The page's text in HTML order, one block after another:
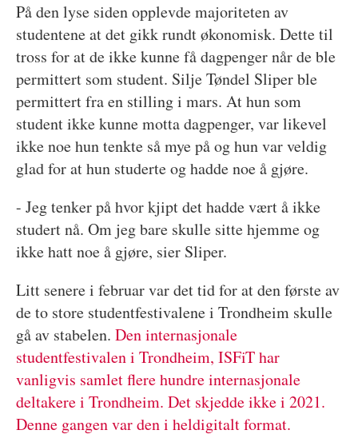
På den lyse siden opplevde majoriteten av
studentene at det gikk rundt økonomisk. Dette til
tross for at de ikke kunne få dagpenger når de ble
permittert som student. Silje Tøndel Sliper ble
permittert fra en stilling i mars. At hun som
student ikke kunne motta dagpenger, var likevel
ikke noe hun tenkte så mye på og hun var veldig
glad for at hun studerte og hadde noe å gjøre.
- Jeg tenker på hvor kjipt det hadde vært å ikke
studert nå. Om jeg bare skulle sitte hjemme og
ikke hatt noe å gjøre, sier Sliper.
Litt senere i februar var det tid for at den første av
de to store studentfestivalene i Trondheim skulle
gå av stabelen. Den internasjonale
studentfestivalen i Trondheim, ISFiT har
vanligvis samlet flere hundre internasjonale
deltakere i Trondheim. Det skjedde ikke i 2021.
Denne gangen var den i heldigitalt format.